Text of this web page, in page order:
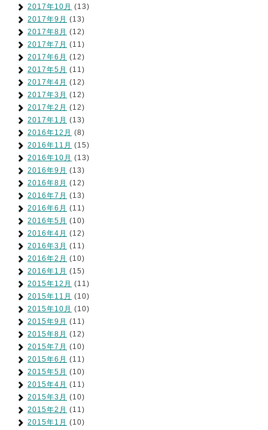
2017年10月 (13)
2017年9月 (13)
2017年8月 (12)
2017年7月 (11)
2017年6月 (12)
2017年5月 (11)
2017年4月 (12)
2017年3月 (12)
2017年2月 (12)
2017年1月 (13)
2016年12月 (8)
2016年11月 (15)
2016年10月 (13)
2016年9月 (13)
2016年8月 (12)
2016年7月 (13)
2016年6月 (11)
2016年5月 (10)
2016年4月 (12)
2016年3月 (11)
2016年2月 (10)
2016年1月 (15)
2015年12月 (11)
2015年11月 (10)
2015年10月 (10)
2015年9月 (11)
2015年8月 (12)
2015年7月 (10)
2015年6月 (11)
2015年5月 (10)
2015年4月 (11)
2015年3月 (10)
2015年2月 (11)
2015年1月 (10)